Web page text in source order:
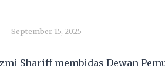
September 15, 2025
Shariff membidas Dewan